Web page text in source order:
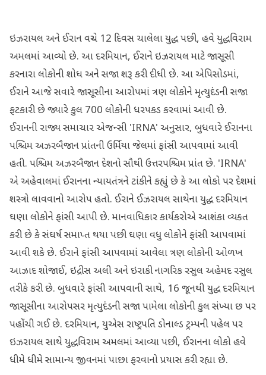
ઇઝરાયલ અને ઈરાન વચ્ચે 12 દિવસ ચાલેલા યુદ્ધ પછી, હવે યુદ્ધવિરામ
અમલમાં આવ્યો છે. આ દરમિયાન, ઈરાને ઇઝરાયલ માટે જાસૂસી
કરનારા લોકોની શોધ અને સજા શરૂ કરી દીધી છે. આ એપિસોડમાં,
ઈરાને આજે સવારે જાસૂસીના આરોપમાં ત્રણ લોકોને મૃત્યુદંડની સજા
ફટકારી છે જ્યારે કુલ 700 લોકોની ધરપકડ કરવામાં આવી છે.
ઈરાનની રાજ્ય સમાચાર એજન્સી 'IRNA' અનુસાર, બુધવારે ઈરાનના
પશ્ચિમ અઝરબૈજાન પ્રાંતની ઉર્મિયા જેલમાં ફાંસી આપવામાં આવી
હતી. પશ્ચિમ અઝરબૈજાન દેશનો સૌથી ઉત્તરપશ્ચિમ પ્રાંત છે. 'IRNA'
એ અહેવાલમાં ઈરાનના ન્યાયતંત્રને ટાંકીને કહ્યું છે કે આ લોકો પર દેશમાં
શસ્ત્રો લાવવાનો આરોપ હતો. ઈરાને ઈઝરાયલ સાથેના યુદ્ધ દરમિયાન
ઘણા લોકોને ફાંસી આપી છે. માનવાધિકાર કાર્યકરોએ આશંકા વ્યક્ત
કરી છે કે સંઘર્ષ સમાપ્ત થયા પછી ઘણા વધુ લોકોને ફાંસી આપવામાં
આવી શકે છે. ઈરાને ફાંસી આપવામાં આવેલા ત્રણ લોકોની ઓળખ
આઝાદ શોજાઈ, ઇદ્રીસ અલી અને ઇરાકી નાગરિક રસુલ અહેમદ રસુલ
તરીકે કરી છે. બુધવારે ફાંસી આપવાની સાથે, 16 જૂનથી યુદ્ધ દરમિયાન
જાસૂસીના આરોપસર મૃત્યુદંડની સજા પામેલા લોકોની કુલ સંખ્યા છ પર
પહોંચી ગઈ છે. દરમિયાન, યુએસ રાષ્ટ્રપતિ ડોનાલ્ડ ટ્રમ્પની પહેલ પર
ઇઝરાયલ સાથે યુદ્ધવિરામ અમલમાં આવ્યા પછી, ઈરાનના લોકો હવે
ધીમે ધીમે સામાન્ય જીવનમાં પાછા ફરવાનો પ્રયાસ કરી રહ્યા છે.